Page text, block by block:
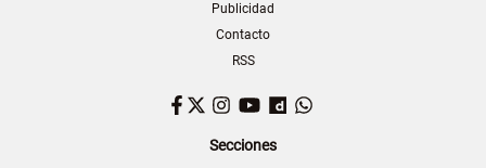
Publicidad
Contacto
RSS
Facebook
TwitterInstagram
YouTubeDailymotion
Secciones